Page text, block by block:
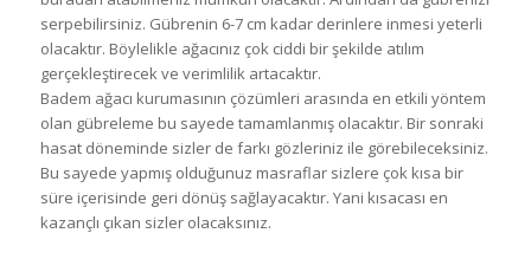
serpebilirsiniz. Gübrenin 6-7 cm kadar derinlere inmesi yeterli
olacaktır. Böylelikle ağacınız çok ciddi bir şekilde atılım
gerçekleştirecek ve verimlilik artacaktır.
Badem ağacı kurumasının çözümleri arasında en etkili yöntem
olan gübreleme bu sayede tamamlanmış olacaktır. Bir sonraki
hasat döneminde sizler de farkı gözleriniz ile görebileceksiniz.
Bu sayede yapmış olduğunuz masraflar sizlere çok kısa bir
süre içerisinde geri dönüş sağlayacaktır. Yani kısacası en
kazançlı çıkan sizler olacaksınız.